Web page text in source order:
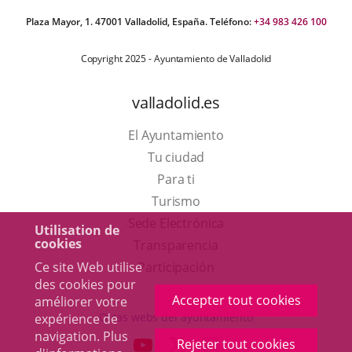
Utilisation de
cookies
Ce site Web utilise
des cookies pour
améliorer votre
expérience de
navigation. Plus
Accepter tout cookies
Rejeter tout cookies
Plaza Mayor, 1. 47001 Valladolid, España. Teléfono:+34 983 426 100
Copyright 2025 - Ayuntamiento de Valladolid
valladolid.es
El Ayuntamiento
Tu ciudad
Para ti
TurismoEste
en
una
ventana
aplicación
externa.
Participación
Otras webs del ayuntamiento
ENLACEENLACEENLACE